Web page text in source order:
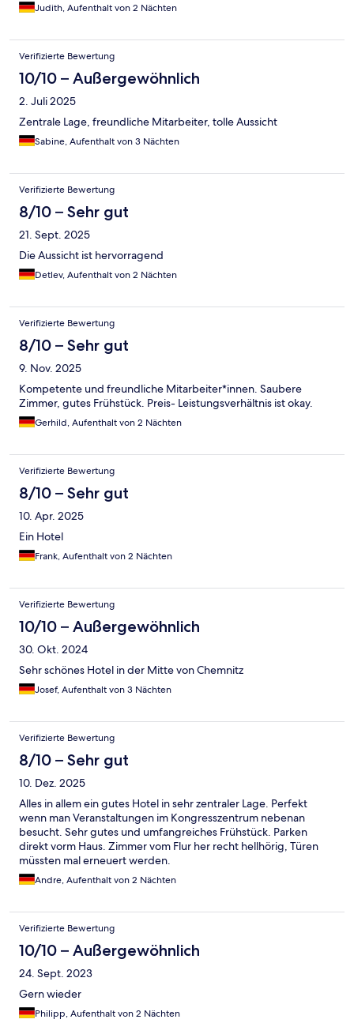
Judith, Aufenthalt von 2 Nächten
Verifizierte Bewertung
10/10 – Außergewöhnlich
2. Juli 2025
Zentrale Lage, freundliche Mitarbeiter, tolle Aussicht
Sabine, Aufenthalt von 3 Nächten
Verifizierte Bewertung
8/10 – Sehr gut
21. Sept. 2025
Die Aussicht ist hervorragend
Detlev, Aufenthalt von 2 Nächten
Verifizierte Bewertung
8/10 – Sehr gut
9. Nov. 2025
Kompetente und freundliche Mitarbeiter*innen. Saubere
Zimmer, gutes Frühstück. Preis- Leistungsverhältnis ist okay.
Gerhild, Aufenthalt von 2 Nächten
Verifizierte Bewertung
8/10 – Sehr gut
10. Apr. 2025
Ein Hotel
Frank, Aufenthalt von 2 Nächten
Verifizierte Bewertung
10/10 – Außergewöhnlich
30. Okt. 2024
Sehr schönes Hotel in der Mitte von Chemnitz
Josef, Aufenthalt von 3 Nächten
Verifizierte Bewertung
8/10 – Sehr gut
10. Dez. 2025
Alles in allem ein gutes Hotel in sehr zentraler Lage. Perfekt
wenn man Veranstaltungen im Kongresszentrum nebenan
besucht. Sehr gutes und umfangreiches Frühstück. Parken
direkt vorm Haus. Zimmer vom Flur her recht hellhörig, Türen
müssten mal erneuert werden.
Andre, Aufenthalt von 2 Nächten
Verifizierte Bewertung
10/10 – Außergewöhnlich
24. Sept. 2023
Gern wieder
Philipp, Aufenthalt von 2 Nächten